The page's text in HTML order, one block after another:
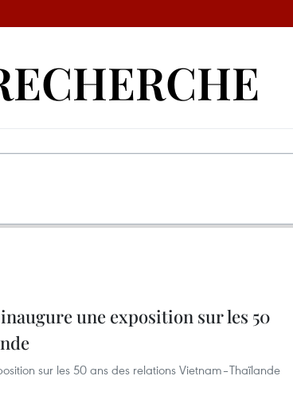
une exposition sur les 50
sur les 50 ans des relations Vietnam–Thaïlande